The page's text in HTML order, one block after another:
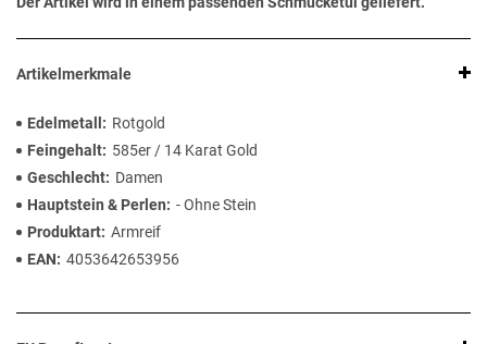
Artikelmerkmale
Edelmetall
Rotgold
Feingehalt
585er / 14 Karat Gold
Geschlecht
Damen
Hauptstein & Perlen
- Ohne Stein
Produktart Armreif
EAN
4053642653956